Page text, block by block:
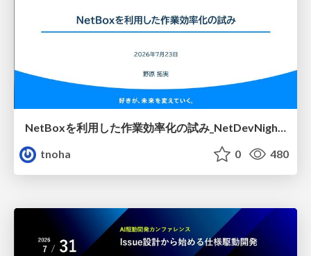
NetBoxを利用した作業効率化の試み_NetDevNight4
tnoha
0 480